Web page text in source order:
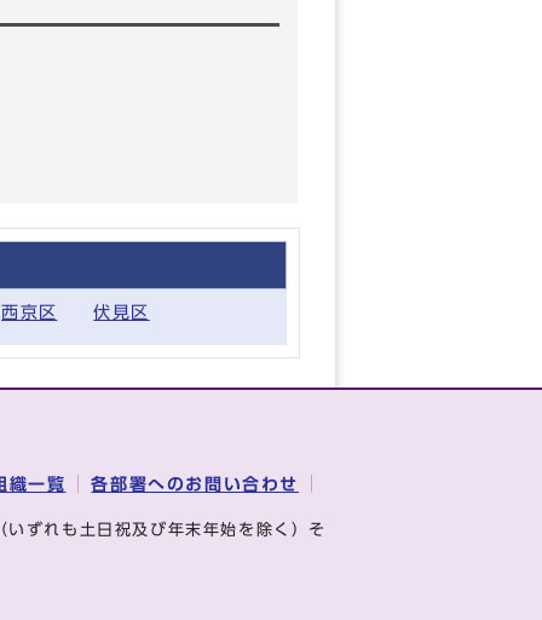
西京区 伏見区
織一覧 各部署へのお問い合わせ
いずれも土日祝及び年末年始を除く）そ